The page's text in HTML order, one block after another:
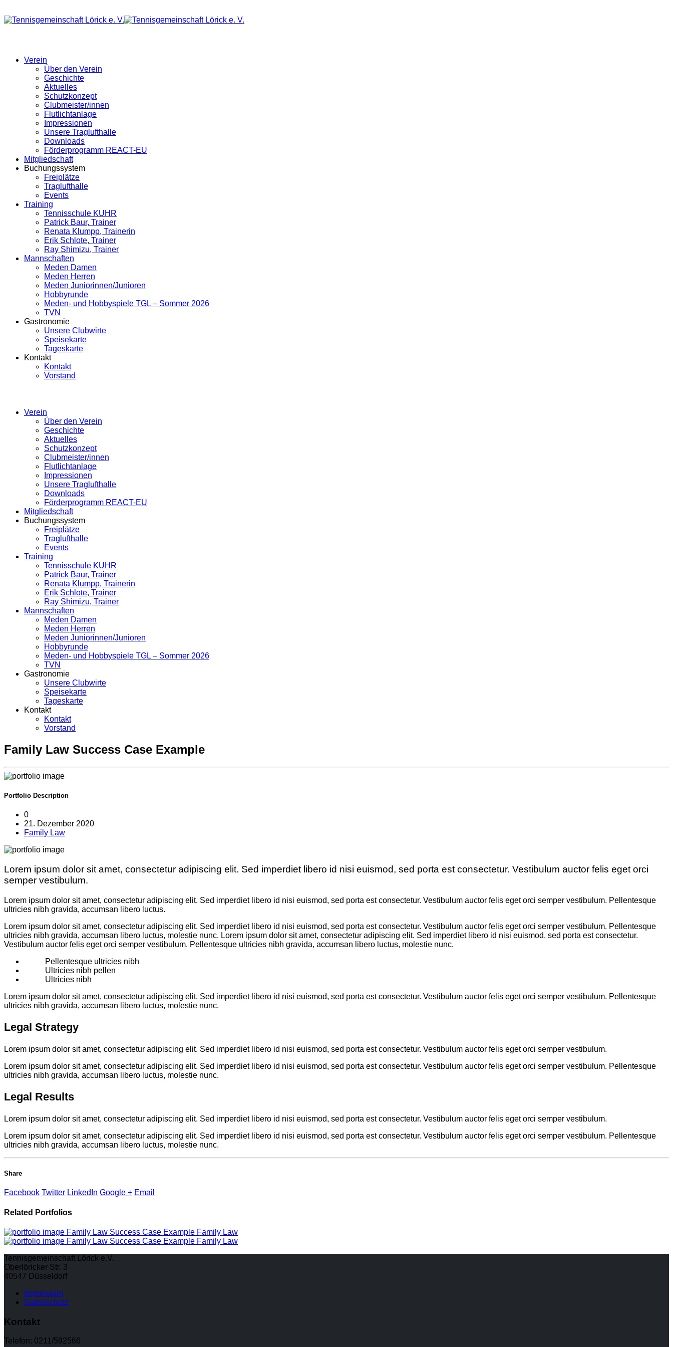
Verein
Über den Verein
Geschichte
Aktuelles
Schutzkonzept
Clubmeister/innen
Flutlichtanlage
Impressionen
Unsere Traglufthalle
Downloads
Förderprogramm REACT-EU
Mitgliedschaft
Buchungssystem
Freiplätze
Traglufthalle
Events
Training
Tennisschule KUHR
Patrick Baur, Trainer
Renata Klumpp, Trainerin
Erik Schlote, Trainer
Ray Shimizu, Trainer
Mannschaften
Meden Damen
Meden Herren
Meden Juniorinnen/Junioren
Hobbyrunde
Meden- und Hobbyspiele TGL – Sommer 2026
TVN
Gastronomie
Unsere Clubwirte
Speisekarte
Tageskarte
Kontakt
Kontakt
Vorstand
Verein
Über den Verein
Geschichte
Aktuelles
Schutzkonzept
Clubmeister/innen
Flutlichtanlage
Impressionen
Unsere Traglufthalle
Downloads
Förderprogramm REACT-EU
Mitgliedschaft
Buchungssystem
Freiplätze
Traglufthalle
Events
Training
Tennisschule KUHR
Patrick Baur, Trainer
Renata Klumpp, Trainerin
Erik Schlote, Trainer
Ray Shimizu, Trainer
Mannschaften
Meden Damen
Meden Herren
Meden Juniorinnen/Junioren
Hobbyrunde
Meden- und Hobbyspiele TGL – Sommer 2026
TVN
Gastronomie
Unsere Clubwirte
Speisekarte
Tageskarte
Kontakt
Kontakt
Vorstand
Family Law Success Case Example
Portfolio Description
0
21. Dezember 2020
Family Law
Lorem ipsum dolor sit amet, consectetur adipiscing elit. Sed imperdiet libero id nisi euismod, sed porta est consectetur. Vestibulum auctor felis eget orci
semper vestibulum.
Lorem ipsum dolor sit amet, consectetur adipiscing elit. Sed imperdiet libero id nisi euismod, sed porta est consectetur. Vestibulum auctor felis eget orci semper vestibulum. Pellentesque
ultricies nibh gravida, accumsan libero luctus.
Lorem ipsum dolor sit amet, consectetur adipiscing elit. Sed imperdiet libero id nisi euismod, sed porta est consectetur. Vestibulum auctor felis eget orci semper vestibulum. Pellentesque
ultricies nibh gravida, accumsan libero luctus, molestie nunc. Lorem ipsum dolor sit amet, consectetur adipiscing elit. Sed imperdiet libero id nisi euismod, sed porta est consectetur.
Vestibulum auctor felis eget orci semper vestibulum. Pellentesque ultricies nibh gravida, accumsan libero luctus, molestie nunc.
Pellentesque ultricies nibh
Ultricies nibh pellen
Ultricies nibh
Lorem ipsum dolor sit amet, consectetur adipiscing elit. Sed imperdiet libero id nisi euismod, sed porta est consectetur. Vestibulum auctor felis eget orci semper vestibulum. Pellentesque
ultricies nibh gravida, accumsan libero luctus, molestie nunc.
Legal Strategy
Lorem ipsum dolor sit amet, consectetur adipiscing elit. Sed imperdiet libero id nisi euismod, sed porta est consectetur. Vestibulum auctor felis eget orci semper vestibulum.
Lorem ipsum dolor sit amet, consectetur adipiscing elit. Sed imperdiet libero id nisi euismod, sed porta est consectetur. Vestibulum auctor felis eget orci semper vestibulum. Pellentesque
ultricies nibh gravida, accumsan libero luctus, molestie nunc.
Legal Results
Lorem ipsum dolor sit amet, consectetur adipiscing elit. Sed imperdiet libero id nisi euismod, sed porta est consectetur. Vestibulum auctor felis eget orci semper vestibulum.
Lorem ipsum dolor sit amet, consectetur adipiscing elit. Sed imperdiet libero id nisi euismod, sed porta est consectetur. Vestibulum auctor felis eget orci semper vestibulum. Pellentesque
ultricies nibh gravida, accumsan libero luctus, molestie nunc.
Share
Facebook Twitter LinkedIn Google + Email
Related Portfolios
Family Law Success Case Example Family Law
Family Law Success Case Example Family Law
Tennisgemeinschaft Lörick e.V.
Oberlöricker Str. 3
40547 Düsseldorf
Impressum
Datenschutz
Kontakt
Telefon: 0211/592566